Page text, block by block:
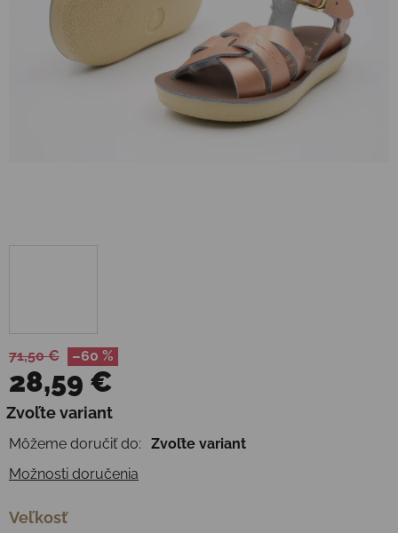
71,50 € –60 %
28,59 €
Jednotková cena:
Zvoľte variant
Môžeme doručiť do:
Zvoľte variant
Možnosti doručenia
Veľkosť